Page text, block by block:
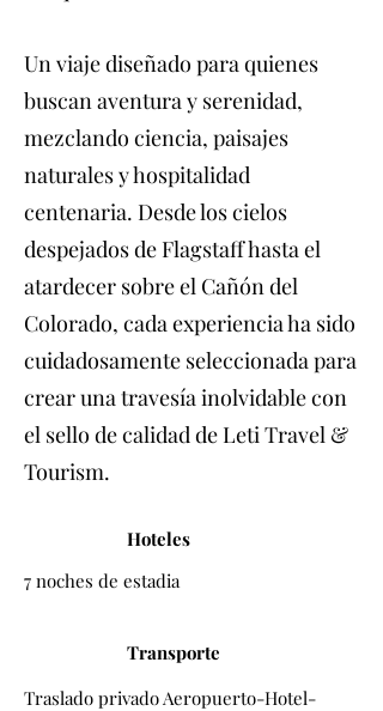
Un viaje diseñado para quienes
buscan aventura y serenidad,
mezclando ciencia, paisajes
naturales y hospitalidad
centenaria. Desde los cielos
despejados de Flagstaff hasta el
atardecer sobre el Cañón del
Colorado, cada experiencia ha sido
cuidadosamente seleccionada para
crear una travesía inolvidable con
el sello de calidad de Leti Travel &
Tourism.
Hoteles
7 noches de estadia
Transporte
Traslado privado Aeropuerto-Hotel-